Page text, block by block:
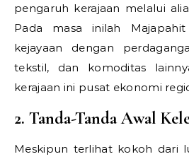
pengaruh kerajaan melalui
Pada masa inilah
kejayaan dengan
tekstil, dan komoditas
kerajaan ini pusat ekonomi
2. Tanda-Tanda Awal
Meskipun terlihat kokoh dari